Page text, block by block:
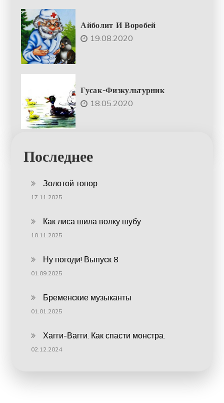
Айболит И Воробей
19.08.2020
Гусак-Физкультурник
18.05.2020
Последнее
Золотой топор
17.11.2025
Как лиса шила волку шубу
10.11.2025
Ну погоди! Выпуск 8
01.09.2025
Бременские музыканты
01.01.2025
Хагги-Вагги. Как спасти монстра.
02.12.2024